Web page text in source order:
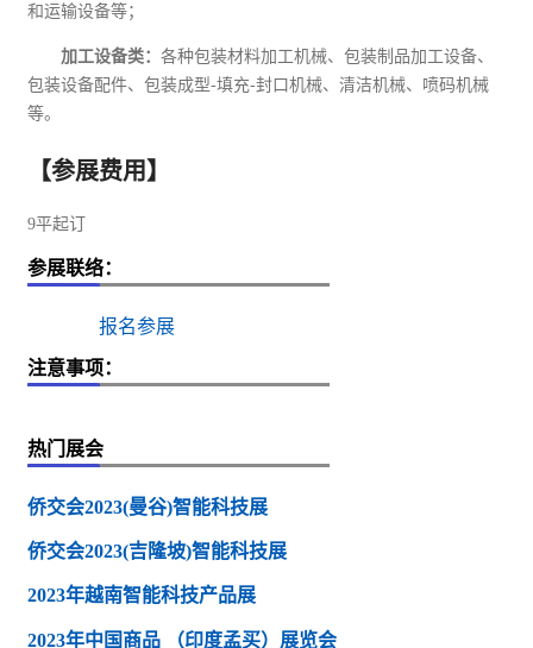
和运输设备等；
加工设备类：各种包装材料加工机械、包装制品加工设备、
包装设备配件、包装成型-填充-封口机械、清洁机械、喷码机械
等。
【参展费用】
9平起订
参展联络：
报名参展
注意事项：
热门展会
侨交会2023(曼谷)智能科技展
侨交会2023(吉隆坡)智能科技展
2023年越南智能科技产品展
2023年中国商品 （印度孟买）展览会